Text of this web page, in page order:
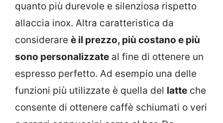
quanto più durevole e silenziosa rispetto
allaccia inox. Altra caratteristica da
considerare è il prezzo, più costano e più
sono personalizzate al fine di ottenere un
espresso perfetto. Ad esempio una delle
funzioni più utilizzate è quella del latte che
consente di ottenere caffè schiumati o veri